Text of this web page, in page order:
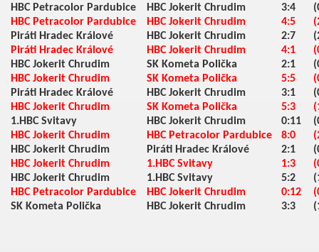
HBC Petracolor Pardubice
HBC Jokerit Chrudim 3:4
HBC Petracolor Pardubice
HBC Jokerit Chrudim 4:5
Piráti Hradec Králové
HBC Jokerit Chrudim 2:7
Piráti Hradec Králové
HBC Jokerit Chrudim 4:1
HBC Jokerit Chrudim
SK Kometa Polička 2:1
HBC Jokerit Chrudim
SK Kometa Polička 5:5
Piráti Hradec Králové
HBC Jokerit Chrudim 3:1
HBC Jokerit Chrudim
SK Kometa Polička 5:3
1.HBC Svitavy
HBC Jokerit Chrudim 0:11
HBC Jokerit Chrudim
HBC Petracolor Pardubice 8:0
HBC Jokerit Chrudim
Piráti Hradec Králové 2:1
HBC Jokerit Chrudim
1.HBC Svitavy 1:3
HBC Jokerit Chrudim
1.HBC Svitavy 5:2
HBC Petracolor Pardubice
HBC Jokerit Chrudim 0:12
SK Kometa Polička
HBC Jokerit Chrudim 3:3